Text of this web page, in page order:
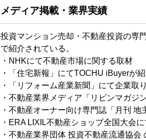
メディア掲載・業界実績
投資マンション売却・不動産投資の専
で紹介されている。
・NHKにて不動産市場に関する取材
・「住宅新報」にてTOCHU iBuyerが
・「リフォーム産業新聞」にて企業取
・不動産業界メディア「リビンマガジ
・不動産オーナー向け専門誌「月刊
・ERA LIXIL不動産ショップ全国大会
・不動産業界団体 投資不動産流通協